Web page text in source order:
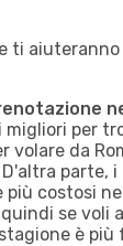
ti
migliori per
volare da
parte,
più costosi
se voli
è più